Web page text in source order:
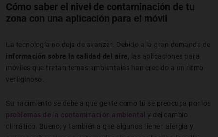
Cómo saber el nivel de contaminación de tu
zona con una aplicación para el móvil
La tecnología no deja de avanzar. Debido a la gran demanda de
información sobre la calidad del aire , las aplicaciones para
móviles que tratan temas ambientales han crecido a un ritmo
vertiginoso.
Su nacimiento se debe a que gente como tú se preocupa por los
problemas de la contaminación ambiental y del cambio
climático. Bueno, y también a que algunos tienen alergia y